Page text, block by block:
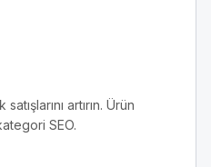
artırın. Ürün
SEO.